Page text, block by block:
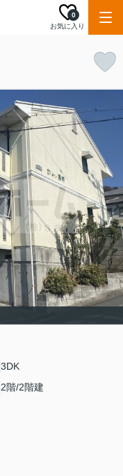
お気に入り
0
3DK
2階/2階建